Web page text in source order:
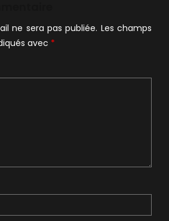
ne sera pas publiée. Les champs
avec *